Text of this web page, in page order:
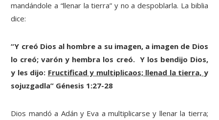
mandándole a “llenar la tierra” y no a despoblarla. La biblia
dice:
“Y creó Dios al hombre a su imagen, a imagen de Dios
lo creó; varón y hembra los creó. Y los bendijo Dios,
y les dijo: Fructificad y multiplicaos; llenad la tierra, y
sojuzgadla” Génesis 1:27-28
Dios mandó a Adán y Eva a multiplicarse y llenar la tierra;